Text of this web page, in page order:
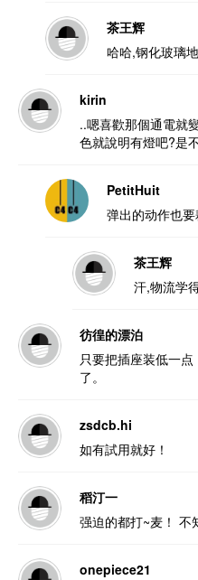
茶王辉
哈哈,钢化玻璃
kirin
..嗯喜歡那個通電就
色就說明有燈吧?是
PetitHuit
弹出的动作也
茶王辉
汗,物流学
彷徨的漂泊
只要把插座装低一
了。
zsdcb.hi
如有試用就好！
稻汀一
强迫的都打~麦！ 不
onepiece21